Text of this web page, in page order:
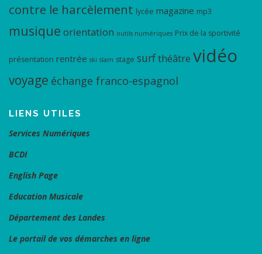
contre le harcèlement lycée magazine mp3
musique orientation outils numériques Prix de la sportivité
présentation rentrée ski slam stage surfthéâtre vidéo
voyage échange franco-espagnol
LIENS UTILES
Services Numériques
BCDI
English Page
Education Musicale
Département des Landes
Le portail de vos démarches en ligne